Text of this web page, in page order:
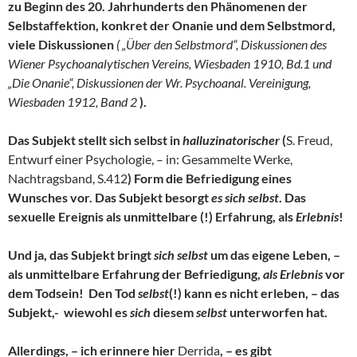
zu Beginn des 20. Jahrhunderts den Phänomenen der
Selbstaffektion, konkret der Onanie und dem Selbstmord,
viele Diskussionen ( „Über den Selbstmord“, Diskussionen des
Wiener Psychoanalytischen Vereins, Wiesbaden 1910, Bd.1 und
„Die Onanie“, Diskussionen der Wr. Psychoanal. Vereinigung,
Wiesbaden 1912, Band 2).
Das Subjekt stellt sich selbst inhalluzinatorischer(S. Freud,
Entwurf einer Psychologie, – in: Gesammelte Werke,
Nachtragsband, S.412) Form die Befriedigung eines
Wunsches vor. Das Subjekt besorgtes sich selbst. Das
sexuelle Ereignis als unmittelbare (!) Erfahrung, alsErlebnis!
Und ja, das Subjekt bringtsich selbstum das eigene Leben, –
als unmittelbare Erfahrung der Befriedigung, als Erlebnisvor
dem Todsein! Den Tod selbst(!) kann es nicht erleben, – das
Subjekt,- wiewohl essich diesemselbstunterworfen hat.
Allerdings, – ich erinnere hier Derrida, – es gibt